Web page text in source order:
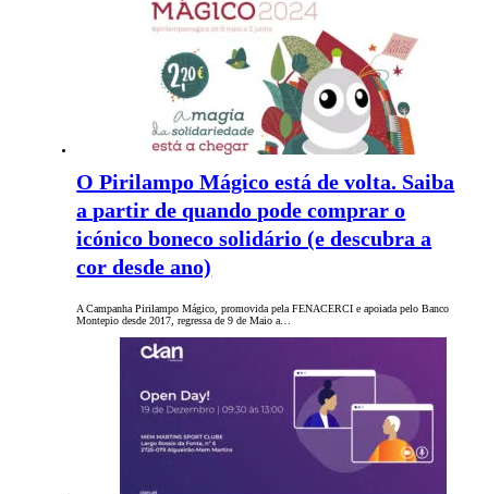
O Pirilampo Mágico está de volta. Saiba
a partir de quando pode comprar o
icónico boneco solidário (e descubra a
cor desde ano)
A Campanha Pirilampo Mágico, promovida pela FENACERCI e apoiada pelo Banco
Montepio desde 2017, regressa de 9 de Maio a…